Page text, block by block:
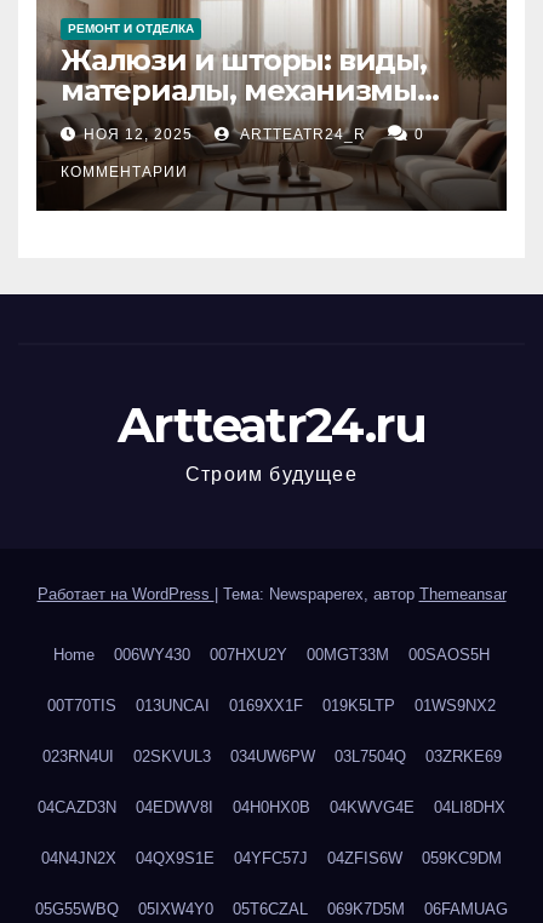
РЕМОНТ И ОТДЕЛКА
Жалюзи и шторы: виды,
материалы, механизмы
управления и уход
НОЯ 12, 2025 ARTTEATR24_R 0
КОММЕНТАРИИ
Artteatr24.ru
Строим будущее
Работает на WordPress Тема: Newspaperex, автор Themeansar
Home 006WY430 007HXU2Y 00MGT33M 00SAOS5H
00T70TIS 013UNCAI 0169XX1F 019K5LTP 01WS9NX2
023RN4UI 02SKVUL3 034UW6PW 03L7504Q 03ZRKE69
04CAZD3N 04EDWV8I 04H0HX0B 04KWVG4E 04LI8DHX
04N4JN2X 04QX9S1E 04YFC57J 04ZFIS6W 059KC9DM
05G55WBQ 05IXW4Y0 05T6CZAL 069K7D5M 06FAMUAG